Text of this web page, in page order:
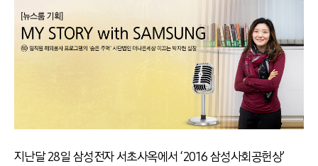
지난달 28일 삼성전자 서초사옥에서 ‘2016 삼성사회공헌상’